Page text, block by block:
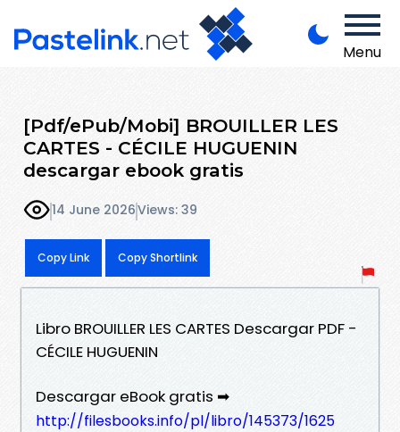
Menu
[Pdf/ePub/Mobi] BROUILLER LES
CARTES - CÉCILE HUGUENIN
descargar ebook gratis
14 June 2026Views: 39
Copy Link Copy Shortlink
Libro BROUILLER LES CARTES Descargar PDF -
CÉCILE HUGUENIN
Descargar eBook gratis ➡
http://filesbooks.info/pl/libro/145373/1625